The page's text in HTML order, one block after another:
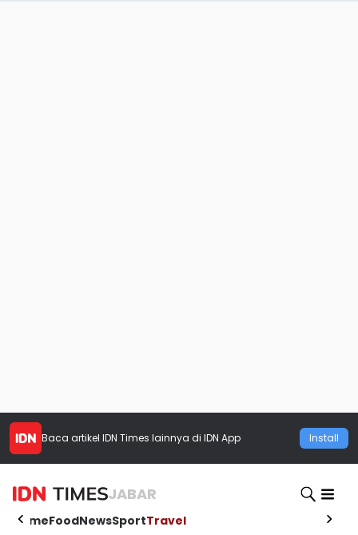
Baca artikel IDN Times lainnya di IDN App Install
JABAR
HomeFoodNewsSportTravel